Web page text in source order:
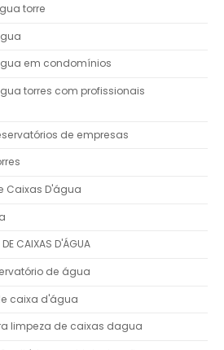
torre
em condomínios
torres com profissionais
de empresas
Caixas D'água
CAIXAS D'ÁGUA
de água
caixa d'água
limpeza de caixas dagua